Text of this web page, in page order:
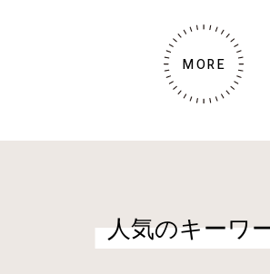
MORE
人気のキーワ